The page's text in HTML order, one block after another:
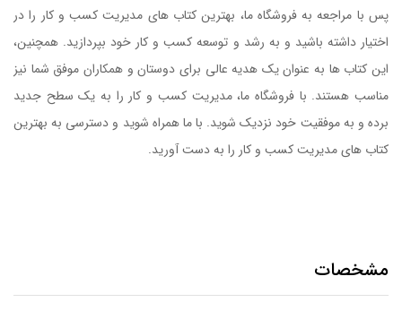
پس با مراجعه به فروشگاه ما، بهترین کتاب های مدیریت کسب و کار را در
اختیار داشته باشید و به رشد و توسعه کسب و کار خود بپردازید. همچنین،
این کتاب ها به عنوان یک هدیه عالی برای دوستان و همکاران موفق شما نیز
مناسب هستند. با فروشگاه ما، مدیریت کسب و کار را به یک سطح جدید
برده و به موفقیت خود نزدیک شوید. با ما همراه شوید و دسترسی به بهترین
کتاب های مدیریت کسب و کار را به دست آورید.
مشخصات